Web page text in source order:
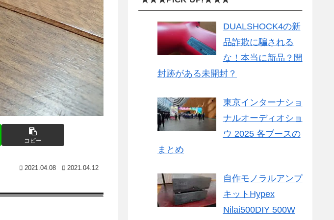
コピー
2021.04.08 2021.04.12
DUALSHOCK4の新
品詐欺に騙される
な！本当に新品？開
封跡がある未開封？
東京インターナショ
ナルオーディオショ
ウ 2025 各ブースの
まとめ
自作モノラルアンプ
キットHypex
Nilai500DIY 500W